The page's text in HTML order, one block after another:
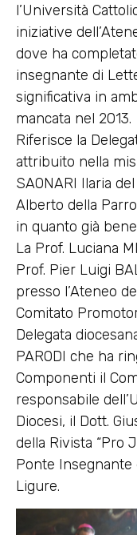
l’Università
iniziative
dove ha
insegnante di
significativa in
mancata nel 2013.
Riferisce la
attribuito nella
SAONARI Ilaria
Alberto della
in quanto già
La Prof. Luciana
Prof. Pier Luigi
presso l’Ateneo
Comitato
Delegata
PARODI che ha
Componenti il
responsabile
Diocesi, il Dott.
della Rivista “Pro
Ponte Insegnante
Ligure.